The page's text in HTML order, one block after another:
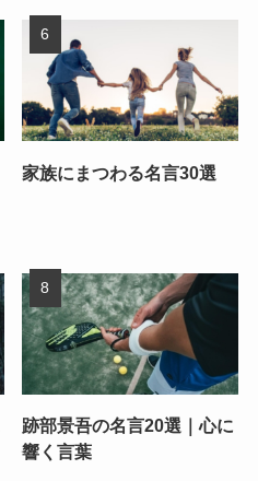
家族にまつわる名言30選
跡部景吾の名言20選｜心に
響く言葉